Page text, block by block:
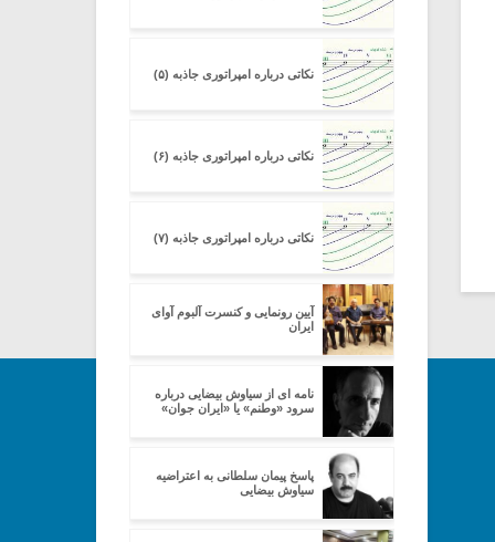
نکاتی درباره امپراتوری جاذبه (۵)
نکاتی درباره امپراتوری جاذبه (۶)
نکاتی درباره امپراتوری جاذبه (۷)
آیین رونمایی و کنسرت آلبوم آوای
ایران
نامه ای از سیاوش بیضایی درباره
سرود «وطنم» یا «ایران جوان»
پاسخ پیمان سلطانی به اعتراضیه
سیاوش بیضایی